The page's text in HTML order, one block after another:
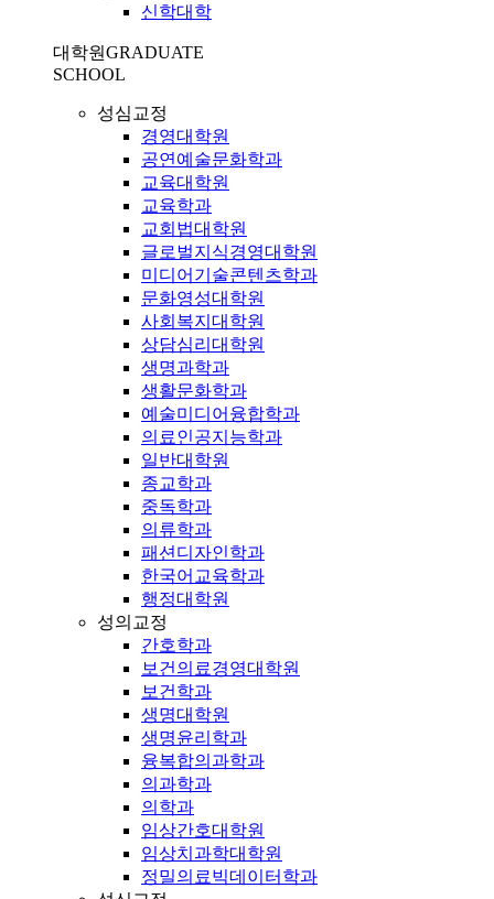
신학대학
대학원GRADUATE
SCHOOL
성심교정
경영대학원
공연예술문화학과
교육대학원
교육학과
교회법대학원
글로벌지식경영대학원
미디어기술콘텐츠학과
문화영성대학원
사회복지대학원
상담심리대학원
생명과학과
생활문화학과
예술미디어융합학과
의료인공지능학과
일반대학원
종교학과
중독학과
의류학과
패션디자인학과
한국어교육학과
행정대학원
성의교정
간호학과
보건의료경영대학원
보건학과
생명대학원
생명윤리학과
융복합의과학과
의과학과
의학과
임상간호대학원
임상치과학대학원
정밀의료빅데이터학과